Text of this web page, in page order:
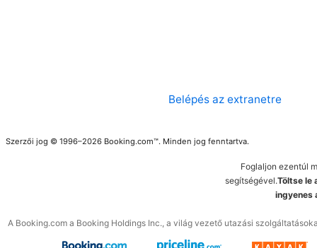
Belépés az extranetre
Szerzői jog © 1996–2026 Booking.com™. Minden jog fenntartva.
Foglaljon ezentúl
segítségével.Töltse le
ingyenes
A Booking.com a Booking Holdings Inc., a világ vezető utazási